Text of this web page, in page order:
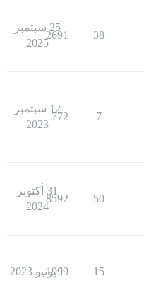
38
2691
25 سبتمبر
2025
7
772
12 سبتمبر
2023
50
8592
31 أكتوبر
2024
15
1999
1 يونيو 2023